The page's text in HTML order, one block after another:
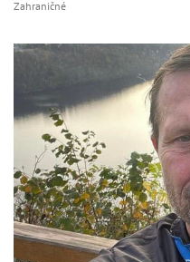
Zahraničné